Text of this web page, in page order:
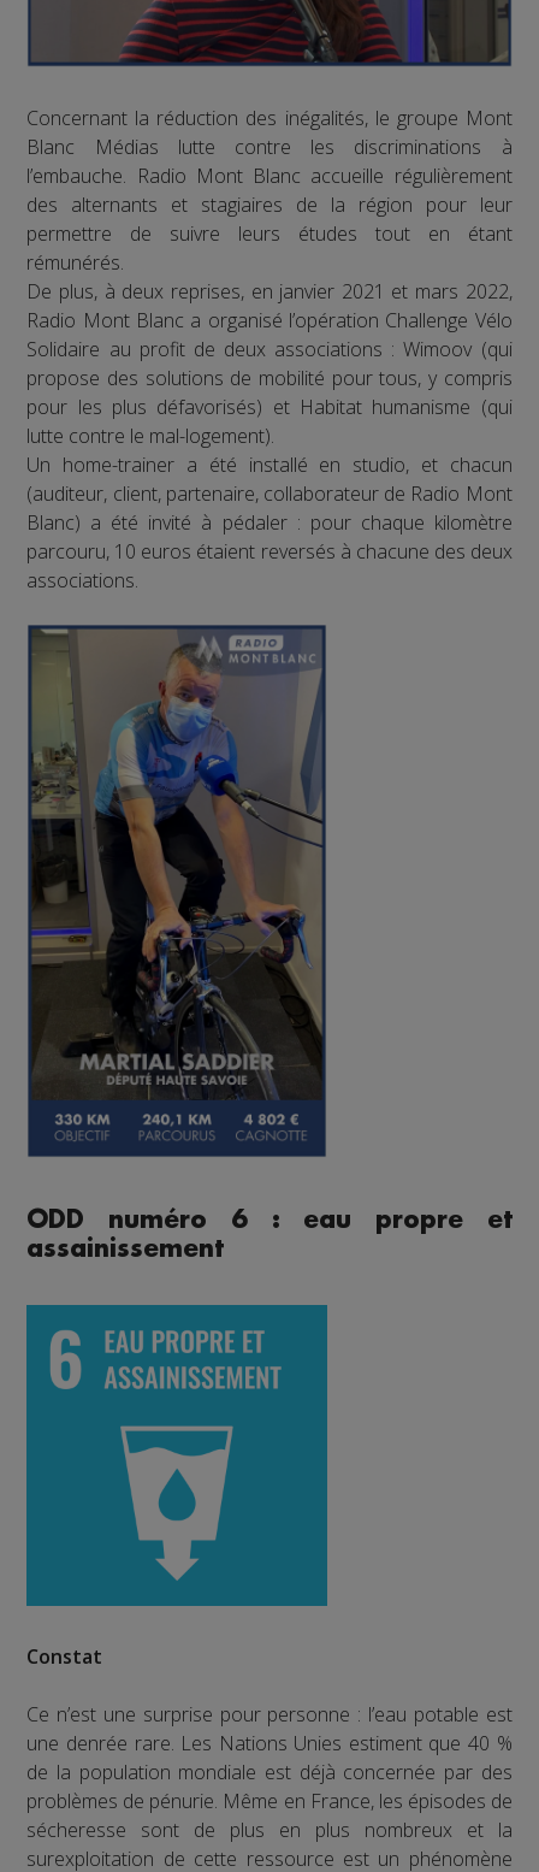
Concernant la réduction des inégalités, le groupe Mont
Blanc Médias lutte contre les discriminations à
l’embauche. Radio Mont Blanc accueille régulièrement
des alternants et stagiaires de la région pour leur
permettre de suivre leurs études tout en étant
rémunérés.
De plus, à deux reprises, en janvier 2021 et mars 2022,
Radio Mont Blanc a organisé l’opération Challenge Vélo
Solidaire au profit de deux associations : Wimoov (qui
propose des solutions de mobilité pour tous, y compris
pour les plus défavorisés) et Habitat humanisme (qui
lutte contre le mal-logement).
Un home-trainer a été installé en studio, et chacun
(auditeur, client, partenaire, collaborateur de Radio Mont
Blanc) a été invité à pédaler : pour chaque kilomètre
parcouru, 10 euros étaient reversés à chacune des deux
associations.
ODD numéro 6 : eau propre et
assainissement
Constat
Ce n’est une surprise pour personne : l’eau potable est
une denrée rare. Les Nations Unies estiment que 40 %
de la population mondiale est déjà concernée par des
problèmes de pénurie. Même en France, les épisodes de
sécheresse sont de plus en plus nombreux et la
surexploitation de cette ressource est un phénomène